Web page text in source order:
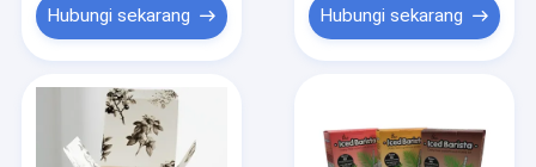
Hubungi sekarang Hubungi sekarang